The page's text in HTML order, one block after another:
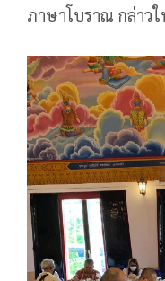
ภาษาโบราณ กล่าว